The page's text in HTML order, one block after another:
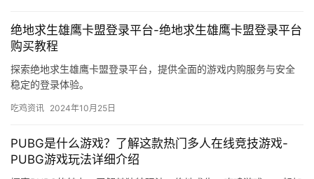
绝地求生雄鹰卡盟登录平台-绝地求生雄鹰卡盟登录平台
购买教程
探索绝地求生雄鹰卡盟登录平台，提供全面的游戏内购服务与安全
稳定的登录体验。
吃鸡资讯 2024年10月25日
PUBG是什么游戏？了解这款热门多人在线竞技游戏-
PUBG游戏玩法详细介绍